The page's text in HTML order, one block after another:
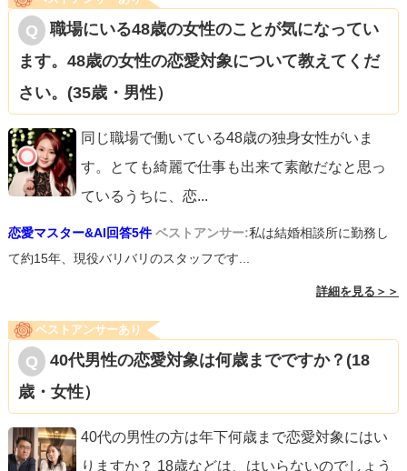
職場にいる48歳の女性のことが気になってい
ます。48歳の女性の恋愛対象について教えてくだ
さい。(35歳・男性）
同じ職場で働いている48歳の独身女性がいま
す。とても綺麗で仕事も出来て素敵だなと思っ
ているうちに、恋...
恋愛マスター&AI回答5件 ベストアンサー:私は結婚相談所に勤務し
て約15年、現役バリバリのスタッフです...
詳細を見る＞＞
ベストアンサーあり
40代男性の恋愛対象は何歳までですか？(18
歳・女性）
40代の男性の方は年下何歳まで恋愛対象にはい
りますか？ 18歳などは、はいらないのでしょう